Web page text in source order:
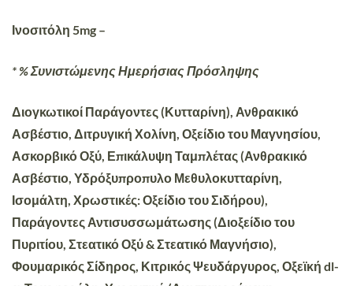
Ινοσιτόλη 5mg –
* % Συνιστώμενης Ημερήσιας Πρόσληψης
Διογκωτικοί Παράγοντες (Κυτταρίνη), Ανθρακικό
Ασβέστιο, Διτρυγική Χολίνη, Οξείδιο του Μαγνησίου,
Ασκορβικό Οξύ, Επικάλυψη Ταμπλέτας (Ανθρακικό
Ασβέστιο, Υδρόξυπροπυλο Μεθυλοκυτταρίνη,
Ισομάλτη, Χρωστικές: Οξείδιο του Σιδήρου),
Παράγοντες Αντισυσσωμάτωσης (Διοξείδιο του
Πυριτίου, Στεατικό Οξύ & Στεατικό Μαγνήσιο),
Φουμαρικός Σίδηρος, Κιτρικός Ψευδάργυρος, Οξεϊκή dl-